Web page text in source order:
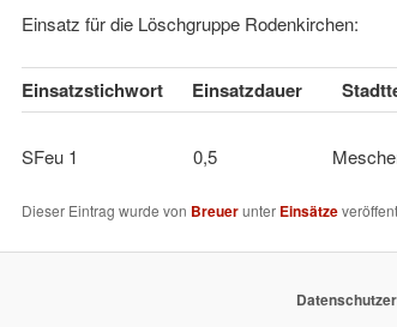
Einsatz für die Löschgruppe Rodenkirchen:
Einsatzstichwort Einsatzdauer
SFeu 1 0,5
Dieser Eintrag wurde von Breuerunter Einsätze